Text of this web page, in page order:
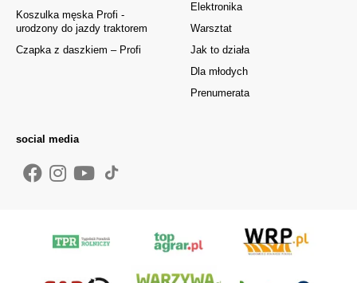
Elektronika
Warsztat
Jak to działa
Dla młodych
Prenumerata
Koszulka męska Profi -
urodzony do jazdy traktorem
Czapka z daszkiem – Profi
social media